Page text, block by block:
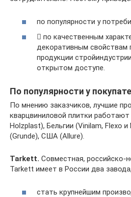
по популярности у
 по качественным
декоративным свойствам
продукции
открытом доступе.
По популярности у
По мнению заказчиков, лучшие
кварцвиниловой плитки
Holzplast), Бельгии (Vinilam, Flexo
(Grunde), США (Allure).
Tarkett. Совместная, российско-
Tarkett имеет в России два
стать крупнейшим